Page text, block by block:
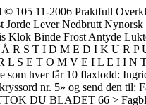
11-2006 Praktfull
Lever Nedbrutt
Binde Frost Antyde
R S T I D M E D I K U R
L S E T O M V E I L E I I
hver får 10 flaxlodd:
nr. 5» og send den til:
DU BLADET 66 >